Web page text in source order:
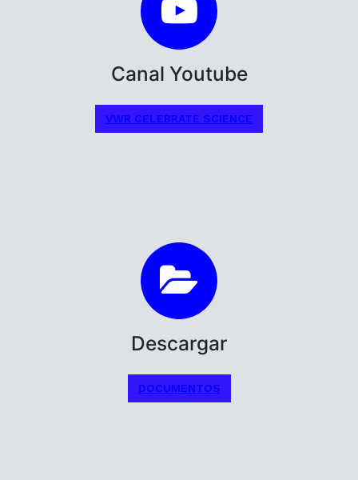
Canal Youtube
VWR CELEBRATE SCIENCE
Descargar
DOCUMENTOS